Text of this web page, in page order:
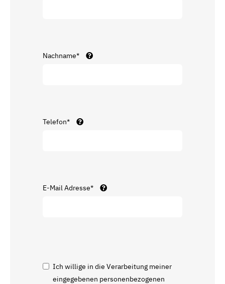
Nachname*
Telefon*
E-Mail Adresse*
Ich willige in die Verarbeitung meiner
eingegebenen personenbezogenen